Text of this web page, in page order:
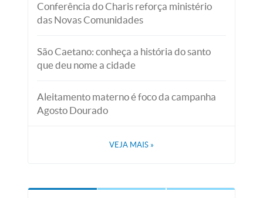
Conferência do Charis reforça ministério
das Novas Comunidades
São Caetano: conheça a história do santo
que deu nome a cidade
Aleitamento materno é foco da campanha
Agosto Dourado
VEJA MAIS »